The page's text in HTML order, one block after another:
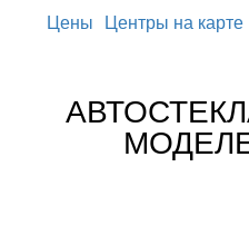
Цены Центры на карте